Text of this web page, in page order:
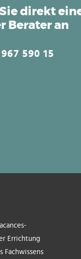
direkt
Berater an
590 15
Errichtung
Fachwissens